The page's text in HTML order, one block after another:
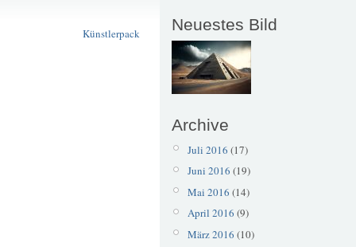
Künstlerpack
Neuestes Bild
Archive
Juli 2016 (17)
Juni 2016 (19)
Mai 2016 (14)
April 2016 (9)
März 2016 (10)